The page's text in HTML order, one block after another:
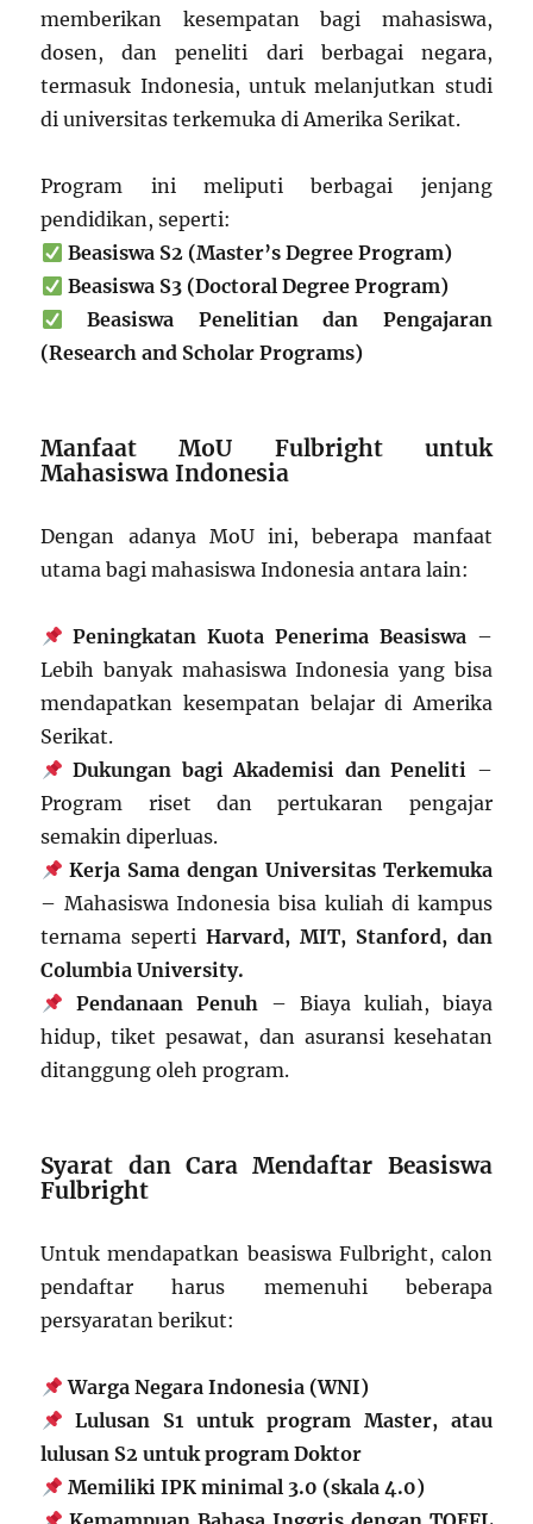
memberikan kesempatan bagi mahasiswa,
dosen, dan peneliti dari berbagai negara,
termasuk Indonesia, untuk melanjutkan studi
di universitas terkemuka di Amerika Serikat.
Program ini meliputi berbagai jenjang
pendidikan, seperti:
Beasiswa S2 (Master’s Degree Program)
Beasiswa S3 (Doctoral Degree Program)
Beasiswa Penelitian dan Pengajaran
(Research and Scholar Programs)
Manfaat MoU Fulbright untuk
Mahasiswa Indonesia
Dengan adanya MoU ini, beberapa manfaat
utama bagi mahasiswa Indonesia antara lain:
Peningkatan Kuota Penerima Beasiswa–
Lebih banyak mahasiswa Indonesia yang bisa
mendapatkan kesempatan belajar di Amerika
Serikat.
Dukungan bagi Akademisi dan Peneliti –
Program riset dan pertukaran pengajar
semakin diperluas.
Kerja Sama dengan Universitas Terkemuka
– Mahasiswa Indonesia bisa kuliah di kampus
ternama sepertiHarvard, MIT, Stanford, dan
Columbia University.
Pendanaan Penuh– Biaya kuliah, biaya
hidup, tiket pesawat, dan asuransi kesehatan
ditanggung oleh program.
Syarat dan Cara Mendaftar Beasiswa
Fulbright
Untuk mendapatkan beasiswa Fulbright, calon
pendaftar harus memenuhi beberapa
persyaratan berikut:
Warga Negara Indonesia (WNI)
Lulusan S1 untuk program Master, atau
lulusan S2 untuk program Doktor
Memiliki IPK minimal 3.0 (skala 4.0)